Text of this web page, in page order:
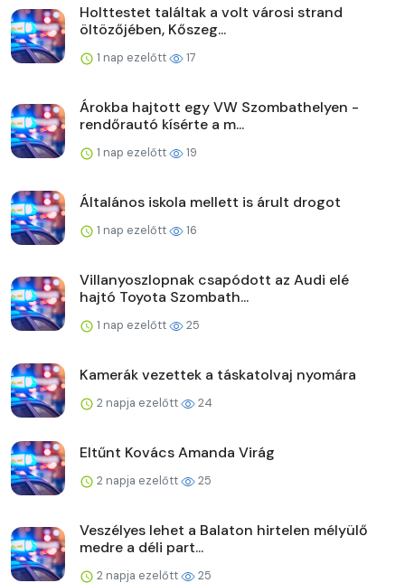
Holttestet találtak a volt városi strand
öltözőjében, Kőszeg...
1 nap ezelőtt 17
Árokba hajtott egy VW Szombathelyen -
rendőrautó kísérte a m...
1 nap ezelőtt 19
Általános iskola mellett is árult drogot
1 nap ezelőtt 16
Villanyoszlopnak csapódott az Audi elé
hajtó Toyota Szombath...
1 nap ezelőtt 25
Kamerák vezettek a táskatolvaj nyomára
2 napja ezelőtt 24
Eltűnt Kovács Amanda Virág
2 napja ezelőtt 25
Veszélyes lehet a Balaton hirtelen mélyülő
medre a déli part...
2 napja ezelőtt 25